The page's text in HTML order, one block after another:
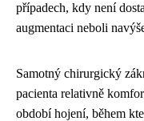
případech, kdy není
augmentaci neboli
Samotný chirurgický
pacienta relativně
období hojení, během